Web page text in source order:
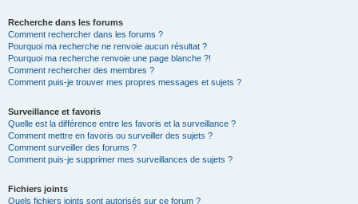
Recherche dans les forums
Comment rechercher dans les forums ?
Pourquoi ma recherche ne renvoie aucun résultat ?
Pourquoi ma recherche renvoie une page blanche ?!
Comment rechercher des membres ?
Comment puis-je trouver mes propres messages et sujets ?
Surveillance et favoris
Quelle est la différence entre les favoris et la surveillance ?
Comment mettre en favoris ou surveiller des sujets ?
Comment surveiller des forums ?
Comment puis-je supprimer mes surveillances de sujets ?
Fichiers joints
Quels fichiers joints sont autorisés sur ce forum ?